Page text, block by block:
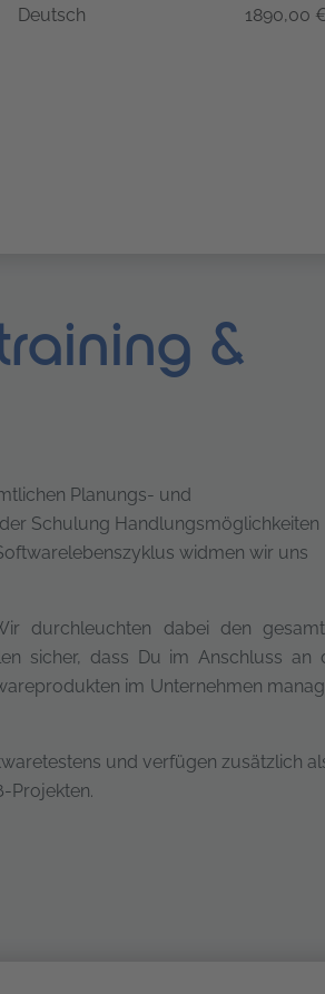
– 4 Tage
Deutsch 1890,00
&
Planungs- und
Schulung Handlungsmöglichkeiten
widmen wir uns
durchleuchten dabei den
sicher, dass Du im Anschluss an
im Unternehmen
und verfügen zusätzlich
Projekten.
3.0 (ctal-tm)